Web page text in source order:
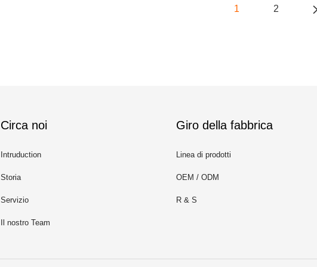
1 2
Circa noi
Intruduction
Storia
Servizio
Il nostro Team
Giro della fabbrica
Linea di prodotti
OEM / ODM
R & S